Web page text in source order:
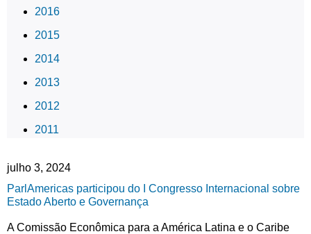
2016
2015
2014
2013
2012
2011
julho 3, 2024
ParlAmericas participou do I Congresso Internacional sobre
Estado Aberto e Governança
A Comissão Econômica para a América Latina e o Caribe